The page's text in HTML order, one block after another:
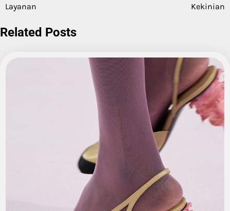
navigation
Layanan
Kekinian
Related Posts